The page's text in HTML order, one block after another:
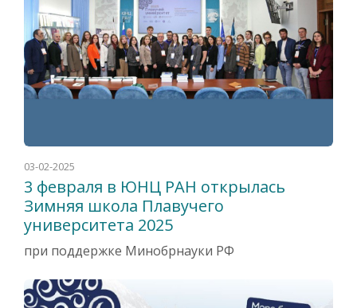
03-02-2025
3 февраля в ЮНЦ РАН открылась
Зимняя школа Плавучего
университета 2025
при поддержке Минобрнауки РФ